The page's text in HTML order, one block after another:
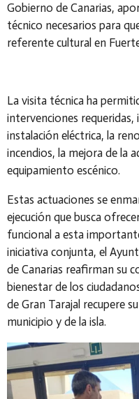
Gobierno de Canarias,
técnico necesarios para
referente cultural en
La visita técnica ha
intervenciones requeridas,
instalación eléctrica, la
incendios, la mejora de la
equipamiento escénico.
Estas actuaciones se
ejecución que busca
funcional a esta
iniciativa conjunta, el
de Canarias reafirman su
bienestar de los
de Gran Tarajal recupere
municipio y de la isla.